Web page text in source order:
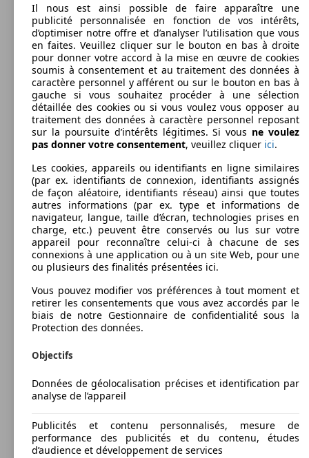
Il nous est ainsi possible de faire apparaître une
publicité personnalisée en fonction de vos intérêts,
d’optimiser notre offre et d’analyser l’utilisation que vous
en faites. Veuillez cliquer sur le bouton en bas à droite
pour donner votre accord à la mise en œuvre de cookies
soumis à consentement et au traitement des données à
caractère personnel y afférent ou sur le bouton en bas à
gauche si vous souhaitez procéder à une sélection
détaillée des cookies ou si vous voulez vous opposer au
traitement des données à caractère personnel reposant
sur la poursuite d’intérêts légitimes. Si vous ne voulez
pas donner votre consentement, veuillez cliquer ici.
Les cookies, appareils ou identifiants en ligne similaires
(par ex. identifiants de connexion, identifiants assignés
de façon aléatoire, identifiants réseau) ainsi que toutes
autres informations (par ex. type et informations de
navigateur, langue, taille d’écran, technologies prises en
charge, etc.) peuvent être conservés ou lus sur votre
appareil pour reconnaître celui-ci à chacune de ses
connexions à une application ou à un site Web, pour une
ou plusieurs des finalités présentées ici.
Vous pouvez modifier vos préférences à tout moment et
retirer les consentements que vous avez accordés par le
biais de notre Gestionnaire de confidentialité sous la
Protection des données.
Objectifs
Données de géolocalisation précises et identification par
analyse de l’appareil
Publicités et contenu personnalisés, mesure de
performance des publicités et du contenu, études
d’audience et développement de services